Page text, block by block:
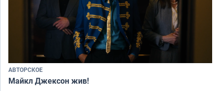
АВТОРСКОЕ
Майкл Джексон жив!